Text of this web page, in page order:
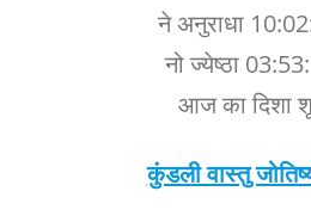
ने अनुराधा
नो ज्येष्ठा
आज का दिशा
कुंडली वास्तु